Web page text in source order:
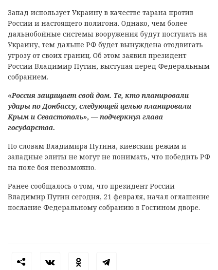
Запад использует Украину в качестве тарана против
России и настоящего полигона. Однако, чем более
дальнобойные системы вооружения будут поступать на
Украину, тем дальше РФ будет вынуждена отодвигать
угрозу от своих границ. Об этом заявил президент
России Владимир Путин, выступая перед Федеральным
собранием.
«Россия защищает свой дом. Те, кто планировали
удары по Донбассу, следующей целью планировали
Крым и Севастополь», — подчеркнул глава
государства.
По словам Владимира Путина, киевский режим и
западные элиты не могут не понимать, что победить РФ
на поле боя невозможно.
Ранее сообщалось о том, что президент России
Владимир Путин сегодня, 21 февраля, начал оглашение
послание Федеральному собранию в Гостином дворе.